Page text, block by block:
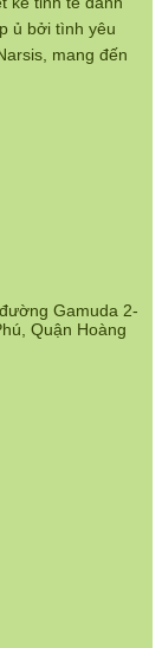
Gamuda 2-
Quận Hoàng
ủ bởi tình yêu
mang đến